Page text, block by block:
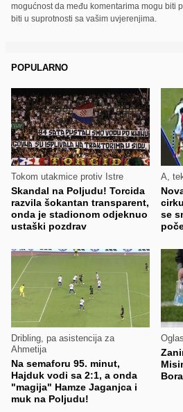
mogućnost da među komentarima mogu biti
biti u suprotnosti sa vašim uvjerenjima.
POPULARNO
Tokom utakmice protiv Istre
Skandal na Poljudu! Torcida
razvila šokantan transparent,
onda je stadionom odjeknuo
ustaški pozdrav
A,
se
Dribling, pa asistencija za
Ahmetija
Na semaforu 95. minut,
Hajduk vodi sa 2:1, a onda
"magija" Hamze Jaganjca i
muk na Poljudu!